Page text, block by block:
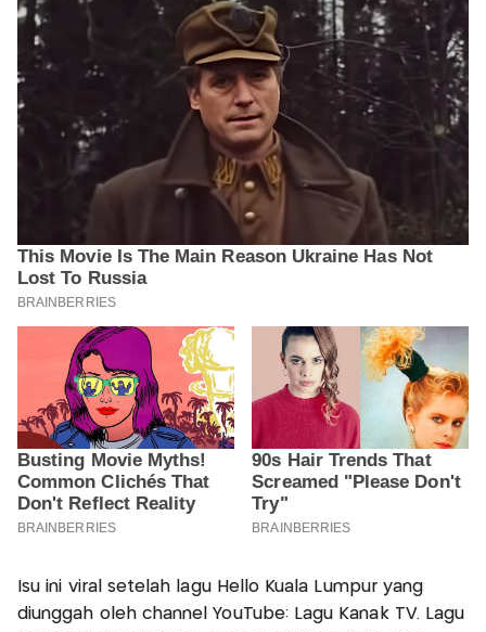
Isu ini viral setelah lagu Hello Kuala Lumpur yang
diunggah oleh channel YouTube: Lagu Kanak TV. Lagu